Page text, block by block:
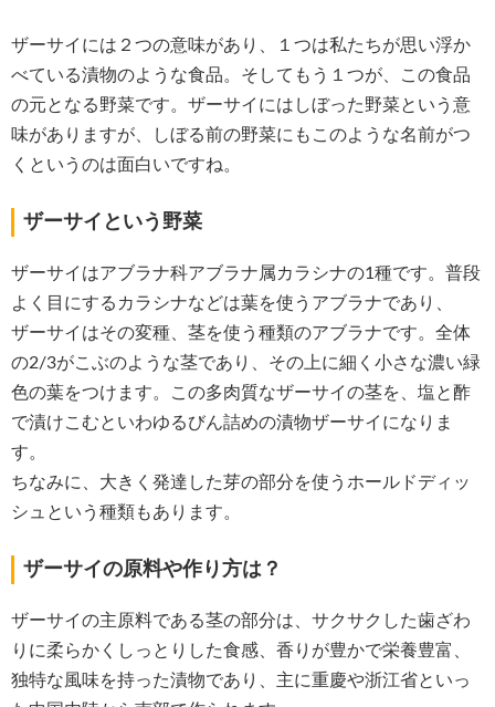
ザーサイには２つの意味があり、１つは私たちが思い浮か
べている漬物のような食品。そしてもう１つが、この食品
の元となる野菜です。ザーサイにはしぼった野菜という意
味がありますが、しぼる前の野菜にもこのような名前がつ
くというのは面白いですね。
ザーサイという野菜
ザーサイはアブラナ科アブラナ属カラシナの1種です。普段
よく目にするカラシナなどは葉を使うアブラナであり、
ザーサイはその変種、茎を使う種類のアブラナです。全体
の2/3がこぶのような茎であり、その上に細く小さな濃い緑
色の葉をつけます。この多肉質なザーサイの茎を、塩と酢
で漬けこむといわゆるびん詰めの漬物ザーサイになりま
す。
ちなみに、大きく発達した芽の部分を使うホールドディッ
シュという種類もあります。
ザーサイの原料や作り方は？
ザーサイの主原料である茎の部分は、サクサクした歯ざわ
りに柔らかくしっとりした食感、香りが豊かで栄養豊富、
独特な風味を持った漬物であり、主に重慶や浙江省といっ